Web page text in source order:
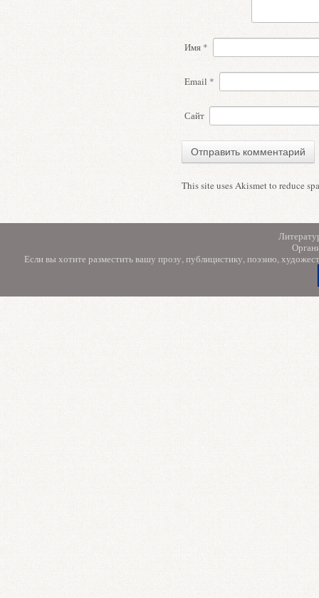
Имя *
Email *
Сайт
This site uses Akismet to reduce
Если вы хотите разместить вашу прозу, публицистику, поэзию,